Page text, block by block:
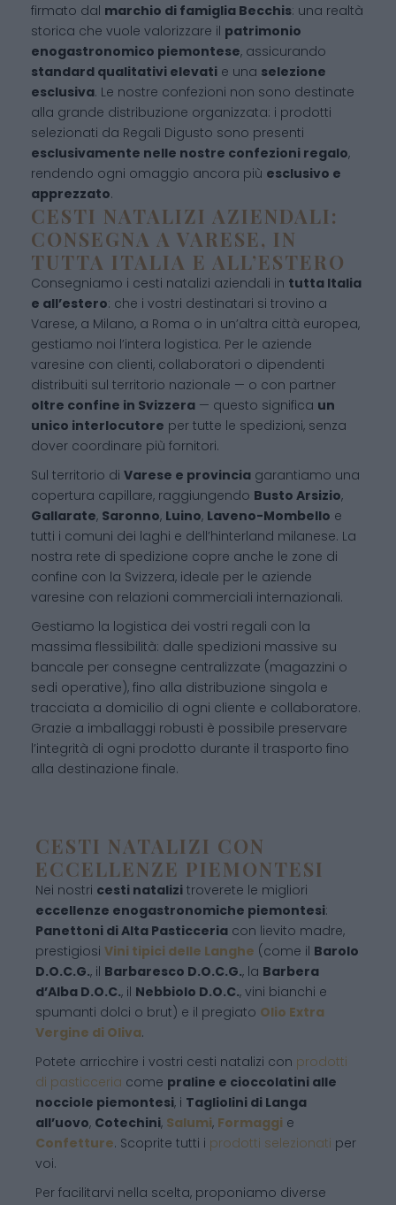
firmato dal marchio di famiglia Becchis: una realtà
storica che vuole valorizzare il patrimonio
enogastronomico piemontese, assicurando
standard qualitativi elevati e una selezione
esclusiva. Le nostre confezioni non sono destinate
alla grande distribuzione organizzata: i prodotti
selezionati da Regali Digusto sono presenti
esclusivamente nelle nostre confezioni regalo,
rendendo ogni omaggio ancora più esclusivo e
apprezzato.
CESTI NATALIZI AZIENDALI:
CONSEGNA A VARESE, IN
TUTTA ITALIA E ALL’ESTERO
Consegniamo i cesti natalizi aziendali in tutta Italia
e all’estero: che i vostri destinatari si trovino a
Varese, a Milano, a Roma o in un’altra città europea,
gestiamo noi l’intera logistica. Per le aziende
varesine con clienti, collaboratori o dipendenti
distribuiti sul territorio nazionale — o con partner
oltre confine in Svizzera — questo significa un
unico interlocutore per tutte le spedizioni, senza
dover coordinare più fornitori.
Sul territorio di Varese e provincia garantiamo una
copertura capillare, raggiungendo Busto Arsizio,
Gallarate, Saronno, Luino, Laveno-Mombello e
tutti i comuni dei laghi e dell’hinterland milanese. La
nostra rete di spedizione copre anche le zone di
confine con la Svizzera, ideale per le aziende
varesine con relazioni commerciali internazionali.
Gestiamo la logistica dei vostri regali con la
massima flessibilità: dalle spedizioni massive su
bancale per consegne centralizzate (magazzini o
sedi operative), fino alla distribuzione singola e
tracciata a domicilio di ogni cliente e collaboratore.
Grazie a imballaggi robusti è possibile preservare
l’integrità di ogni prodotto durante il trasporto fino
alla destinazione finale.
CESTI NATALIZI CON
ECCELLENZE PIEMONTESI
Nei nostri cesti natalizi troverete le migliori
eccellenze enogastronomiche piemontesi:
Panettoni di Alta Pasticceria con lievito madre,
prestigiosi Vini tipici delle Langhe (come il Barolo
D.O.C.G., il Barbaresco D.O.C.G., la Barbera
d’Alba D.O.C., il Nebbiolo D.O.C., vini bianchi e
spumanti dolci o brut) e il pregiato Olio Extra
Vergine di Oliva.
Potete arricchire i vostri cesti natalizi con prodotti
di pasticceria come praline e cioccolatini alle
nocciole piemontesi, i Tagliolini di Langa
all’uovo, Cotechini, Salumi, Formaggi e
Confetture. Scoprite tutti i prodotti selezionati per
voi.
Per facilitarvi nella scelta, proponiamo diverse